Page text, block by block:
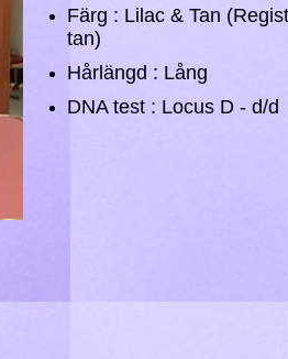
Färg : Lilac & Tan
tan)
Hårlängd : Lång
​DNA test : Locus D - d/d